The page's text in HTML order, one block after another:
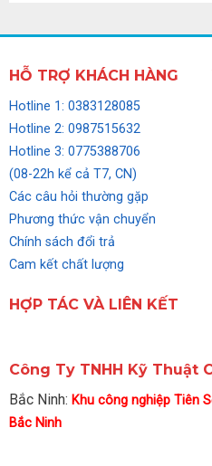
HỖ TRỢ KHÁCH HÀNG
Hotline 1: 0383128085
Hotline 2: 0987515632
Hotline 3: 0775388706
(08-22h kể cả T7, CN)
Các câu hỏi thường gặp
Phương thức vận chuyển
Chính sách đổi trả
Cam kết chất lượng
HỢP TÁC VÀ LIÊN KẾT
Công Ty TNHH Kỹ Thuật
Bắc Ninh: Khu công nghiệp Tiên
Bắc Ninh